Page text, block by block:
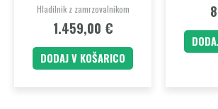
Hladilnik z zamrzovalnikom
1.459,00 €
DODAJ V KOŠARICO